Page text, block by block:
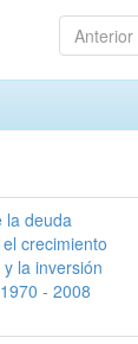
Anterior
la deuda
crecimiento
la inversión
- 2008